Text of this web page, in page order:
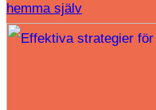
hemma själv